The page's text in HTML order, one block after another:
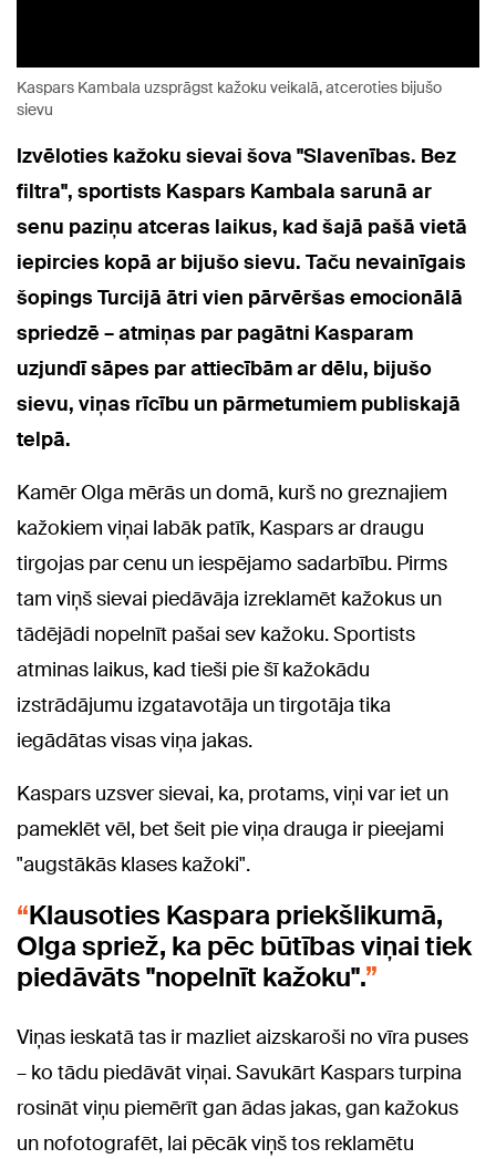
Kaspars Kambala uzsprāgst kažoku veikalā, atceroties bijušo
sievu
Izvēloties kažoku sievai šova "Slavenības. Bez
filtra", sportists Kaspars Kambala sarunā ar
senu paziņu atceras laikus, kad šajā pašā vietā
iepircies kopā ar bijušo sievu. Taču nevainīgais
šopings Turcijā ātri vien pārvēršas emocionālā
spriedzē – atmiņas par pagātni Kasparam
uzjundī sāpes par attiecībām ar dēlu, bijušo
sievu, viņas rīcību un pārmetumiem publiskajā
telpā.
Kamēr Olga mērās un domā, kurš no greznajiem
kažokiem viņai labāk patīk, Kaspars ar draugu
tirgojas par cenu un iespējamo sadarbību. Pirms
tam viņš sievai piedāvāja izreklamēt kažokus un
tādējādi nopelnīt pašai sev kažoku. Sportists
atminas laikus, kad tieši pie šī kažokādu
izstrādājumu izgatavotāja un tirgotāja tika
iegādātas visas viņa jakas.
Kaspars uzsver sievai, ka, protams, viņi var iet un
pameklēt vēl, bet šeit pie viņa drauga ir pieejami
"augstākās klases kažoki".
Klausoties Kaspara priekšlikumā,
Olga spriež, ka pēc būtības viņai tiek
piedāvāts "nopelnīt kažoku".
Viņas ieskatā tas ir mazliet aizskaroši no vīra puses
– ko tādu piedāvāt viņai. Savukārt Kaspars turpina
rosināt viņu piemērīt gan ādas jakas, gan kažokus
un nofotografēt, lai pēcāk viņš tos reklamētu